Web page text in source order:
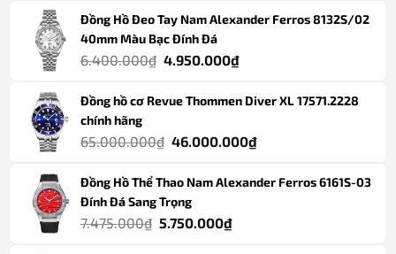
Đồng Hồ Đeo Tay Nam Alexander Ferros 8132S/02
40mm Màu Bạc Đính Đá
6.400.000₫ Giá
là:
4.950.000₫Giá
tại
4.950.000₫.
Đồng hồ cơ Revue Thommen Diver XL 17571.2228
chính hãng
65.000.000₫ Giá
là:
65.000.000₫.
46.000.000₫Giá
tại
Đồng Hồ Thể Thao Nam Alexander Ferros 6161S-03
Đính Đá Sang Trọng
7.475.000₫ Giá
5.750.000₫Giá